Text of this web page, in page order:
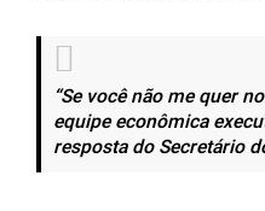
“Se você não me quer
equipe econômica
resposta do Secretário